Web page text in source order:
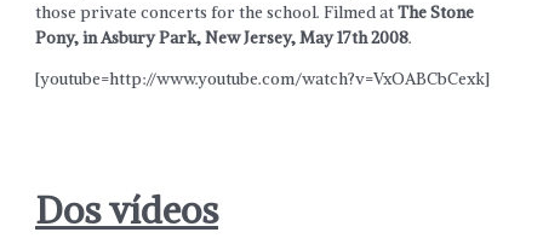
those private concerts for the school. Filmed atThe Stone
Pony, in Asbury Park, New Jersey, May 17th 2008.
[youtube=http://www.youtube.com/watch?v=VxOABCbCexk]
Dos vídeos